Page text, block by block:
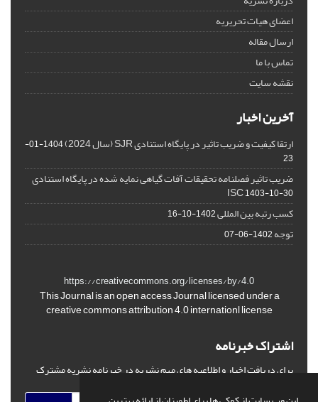
اعضای هیات تحریریه
ارسال مقاله
تماس با ما
نقشه سایت
آخرین اخبار
ارتقا کیفیت و ضریب تاثیر در پایگاه استنادی SJR (سال 2024)
1404-01-
23
ضریب تاثیر فصلنامه تحقیقات آفات گیاهی نمایه شده در پایگاه استنادی
ISC1403-10-30
کسب رتبه بین المللی1402-10-16
توجه1402-06-07
https://creativecommons.org/licenses/by/4.0
This Journal is an open access Journal licensed under a
creative commons attribution 4.0 internationl license
اشتراک خبرنامه
برای دریافت اخبار و اطلاعیه های مهم نشریه در خبرنامه نشریه مشترک